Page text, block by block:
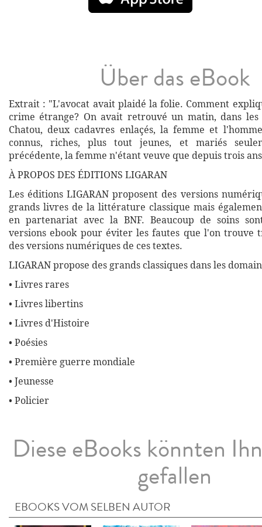
Über das eBook
Extrait : "L'avocat avait plaidé la folie. Comment
crime étrange? On avait retrouvé un matin, dans les
Chatou, deux cadavres enlaçés, la femme et
connus, riches, plus tout jeunes, et mariés
précédente, la femme n'étant veuve que depuis trois
À PROPOS DES ÉDITIONS LIGARAN
Les éditions LIGARAN proposent des versions
grands livres de la littérature classique mais
en partenariat avec la BNF. Beaucoup de soins
versions ebook pour éviter les fautes que l'on trouve
des versions numériques de ces textes.
LIGARAN propose des grands classiques dans les
• Livres rares
• Livres libertins
• Livres d'Histoire
• Poésies
• Première guerre mondiale
• Jeunesse
• Policier
Diese eBooks könnten
gefallen
EBOOKS VOM SELBEN AUTOR